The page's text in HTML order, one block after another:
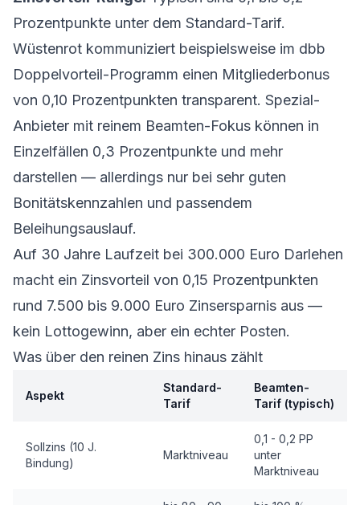
Prozentpunkte unter dem Standard-Tarif.
Wüstenrot kommuniziert beispielsweise im dbb
Doppelvorteil-Programm einen Mitgliederbonus
von 0,10 Prozentpunkten transparent. Spezial-
Anbieter mit reinem Beamten-Fokus können in
Einzelfällen 0,3 Prozentpunkte und mehr
darstellen — allerdings nur bei sehr guten
Bonitätskennzahlen und passendem
Beleihungsauslauf.
Auf 30 Jahre Laufzeit bei 300.000 Euro Darlehen
macht ein Zinsvorteil von 0,15 Prozentpunkten
rund 7.500 bis 9.000 Euro Zinsersparnis aus —
kein Lottogewinn, aber ein echter Posten.
Was über den reinen Zins hinaus zählt
Aspekt
Standard-
Tarif
Beamten-
Tarif (typisch)
Sollzins (10 J.
Bindung)
Marktniveau
0,1 - 0,2 PP
unter
Marktniveau